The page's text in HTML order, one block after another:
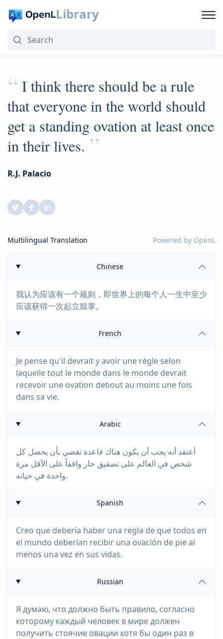
Library
“ I think there should be a rule
that everyone in the world should
get a standing ovation at least once
in their lives. ”
R.J. Palacio
Multilingual Translation Powered by OpenL
Chinese
我认为应该有一个规则，即世界上的每个人一生中至少
应该获得一次起立鼓掌。
French
Je pense qu'il devrait y avoir une règle selon
laquelle tout le monde dans le monde devrait
recevoir une ovation debout au moins une fois
dans sa vie.
Arabic
أعتقد أنه يجب أن يكون هناك قاعدة تقضي بأن يحصل كل
شخص في العالم على تصفيق حار واقفاً على الأقل مرة
واحدة في حياته.
Spanish
Creo que debería haber una regla de que todos en
el mundo deberían recibir una ovación de pie al
menos una vez en sus vidas.
Russian
Я думаю, что должно быть правило, согласно
которому каждый человек в мире должен
получить стоячие овации хотя бы один раз в